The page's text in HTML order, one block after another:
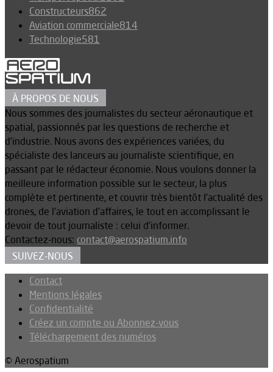
Constructeurs862
Aviation commerciale814
Technologie581
À PROPOS DE NOUS
Nous sommes des journalistes du secteur aéronautique et
spatial, passionnés par les questions de recherche et
d’industrie. Nous avons des expériences variées, du
spécialiste des lanceurs au journaliste scientifique, en
passant par le rédacteur économie. Nous voulons donner la
meilleure information possible sur le secteur, la plus
complète et pertinente, et couvrir très bientôt l’actualité des
drones, de l’aviation d’affaires, le tout en accomplissant le
devoir de tout journaliste : celui d’informer.
Contactez-nous: contact@aerospatium.info
SUIVEZ-NOUS
Contact
Mentions légales
Confidentialité
Créez un compte ou Abonnez-vous
Téléchargement des numéros
© Aerospatium